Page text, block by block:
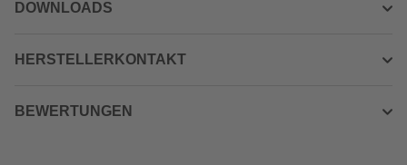
DOWNLOADS
HERSTELLERKONTAKT
BEWERTUNGEN